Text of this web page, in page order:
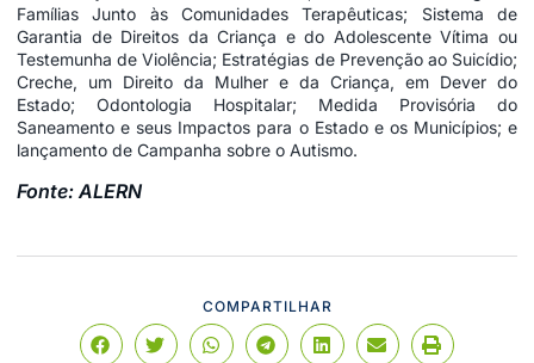
Famílias Junto às Comunidades Terapêuticas; Sistema de
Garantia de Direitos da Criança e do Adolescente Vítima ou
Testemunha de Violência; Estratégias de Prevenção ao Suicídio;
Creche, um Direito da Mulher e da Criança, em Dever do
Estado; Odontologia Hospitalar; Medida Provisória do
Saneamento e seus Impactos para o Estado e os Municípios; e
lançamento de Campanha sobre o Autismo.
Fonte: ALERN
COMPARTILHAR